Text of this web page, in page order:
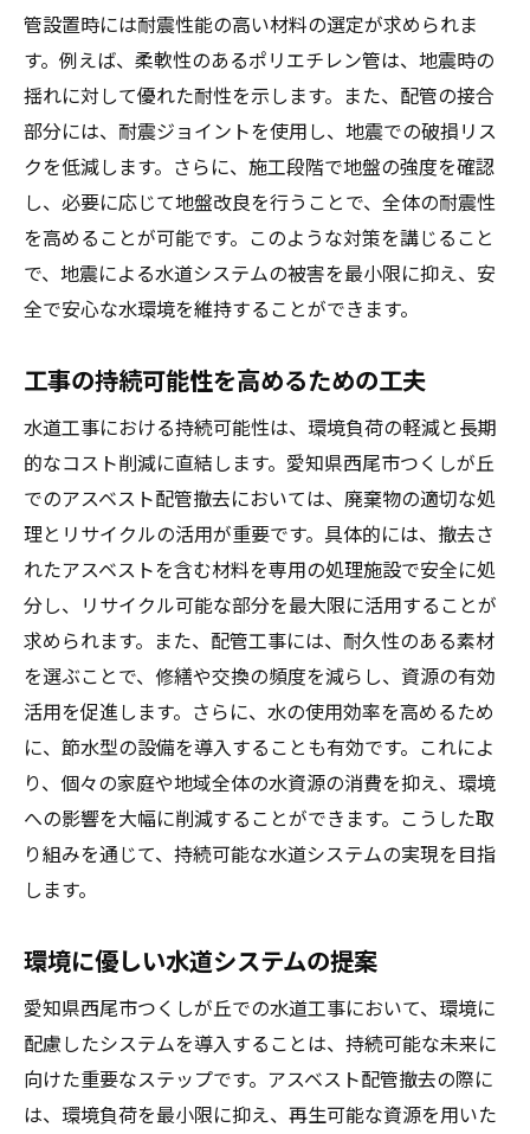
管設置時には耐震性能の高い材料の選定が求められま
す。例えば、柔軟性のあるポリエチレン管は、地震時の
揺れに対して優れた耐性を示します。また、配管の接合
部分には、耐震ジョイントを使用し、地震での破損リス
クを低減します。さらに、施工段階で地盤の強度を確認
し、必要に応じて地盤改良を行うことで、全体の耐震性
を高めることが可能です。このような対策を講じること
で、地震による水道システムの被害を最小限に抑え、安
全で安心な水環境を維持することができます。
工事の持続可能性を高めるための工夫
水道工事における持続可能性は、環境負荷の軽減と長期
的なコスト削減に直結します。愛知県西尾市つくしが丘
でのアスベスト配管撤去においては、廃棄物の適切な処
理とリサイクルの活用が重要です。具体的には、撤去さ
れたアスベストを含む材料を専用の処理施設で安全に処
分し、リサイクル可能な部分を最大限に活用することが
求められます。また、配管工事には、耐久性のある素材
を選ぶことで、修繕や交換の頻度を減らし、資源の有効
活用を促進します。さらに、水の使用効率を高めるため
に、節水型の設備を導入することも有効です。これによ
り、個々の家庭や地域全体の水資源の消費を抑え、環境
への影響を大幅に削減することができます。こうした取
り組みを通じて、持続可能な水道システムの実現を目指
します。
環境に優しい水道システムの提案
愛知県西尾市つくしが丘での水道工事において、環境に
配慮したシステムを導入することは、持続可能な未来に
向けた重要なステップです。アスベスト配管撤去の際に
は、環境負荷を最小限に抑え、再生可能な資源を用いた